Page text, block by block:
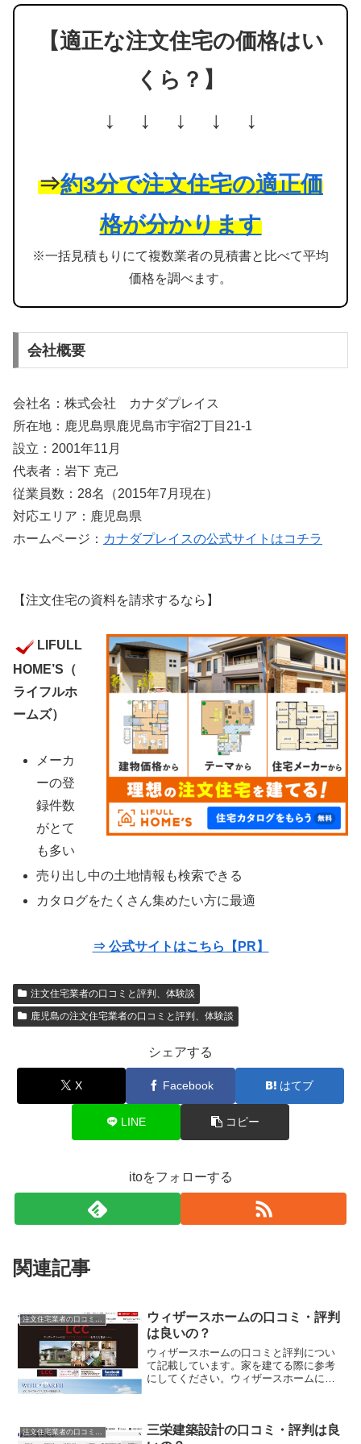
【適正な注文住宅の価格はい
くら？】
↓ ↓ ↓ ↓ ↓
⇒約3分で注文住宅の適正価
格が分かります
※一括見積もりにて複数業者の見積書と比べて平均
価格を調べます。
会社概要
会社名：株式会社 カナダプレイス
所在地：鹿児島県鹿児島市宇宿2丁目21-1
設立：2001年11月
代表者：岩下 克己
従業員数：28名（2015年7月現在）
対応エリア：鹿児島県
ホームページ： カナダプレイスの公式サイトはコチラ
【注文住宅の資料を請求するなら】
LIFULL
HOME’S（
ライフルホ
ームズ）
メーカ
ーの登
録件数
がとて
も多い
売り出し中の土地情報も検索できる
カタログをたくさん集めたい方に最適
⇒ 公式サイトはこちら【PR】
注文住宅業者の口コミと評判、体験談
鹿児島の注文住宅業者の口コミと評判、体験談
シェアする
X Facebook はてブ
LINE コピー
itoをフォローする
関連記事
注文住宅業者の口コミと評判、体験談
ウィザースホームの口コミ・評判
は良いの？
ウィザースホームの口コミと評判につい
て記載しています。家を建てる際に参考
にしてください。ウィザースホームにて
三栄建築設計の口コミ・評判は良